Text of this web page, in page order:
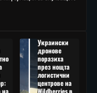
Украински
дронове
поразиха
през нощта
логистични
центрове на